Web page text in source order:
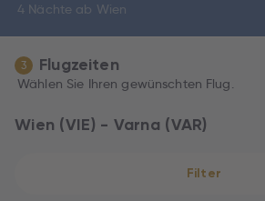
4 Nächte ab Wien
3 Flugzeiten
Wählen Sie Ihren gewünschten Flug.
Wien (VIE) - Varna (VAR)
Filter